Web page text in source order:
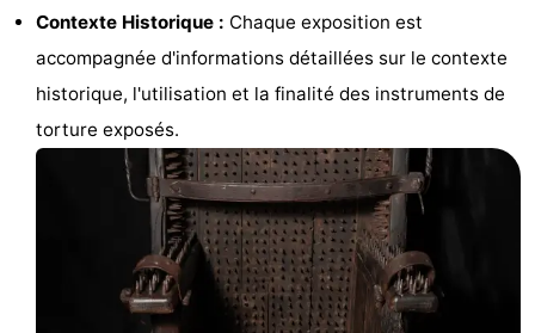
vue
Croisières
-
Experiences
Villages
Visites
Contexte Historique : Chaque exposition est
accompagnée d'informations détaillées sur le contexte
historique, l'utilisation et la finalité des instruments de
torture exposés.